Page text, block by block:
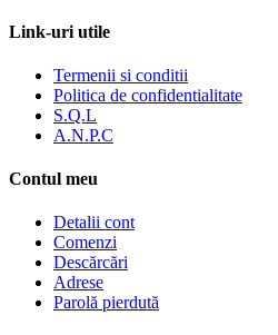
Link-uri utile
Termenii si conditii
Politica de confidentialitate
S.Q.L
A.N.P.C
Contul meu
Detalii cont
Comenzi
Descărcări
Adrese
Parolă pierdută